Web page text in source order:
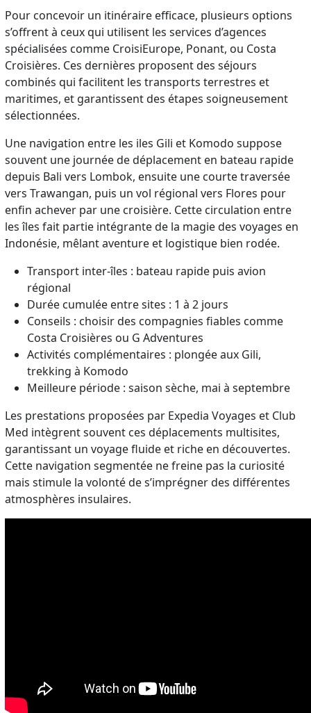
Pour concevoir un itinéraire efficace, plusieurs options
s’offrent à ceux qui utilisent les services d’agences
spécialisées comme CroisiEurope, Ponant, ou Costa
Croisières. Ces dernières proposent des séjours
combinés qui facilitent les transports terrestres et
maritimes, et garantissent des étapes soigneusement
sélectionnées.
Une navigation entre les iles Gili et Komodo suppose
souvent une journée de déplacement en bateau rapide
depuis Bali vers Lombok, ensuite une courte traversée
vers Trawangan, puis un vol régional vers Flores pour
enfin achever par une croisière. Cette circulation entre
les îles fait partie intégrante de la magie des voyages en
Indonésie, mêlant aventure et logistique bien rodée.
Transport inter-îles : bateau rapide puis avion
régional
Durée cumulée entre sites : 1 à 2 jours
Conseils : choisir des compagnies fiables comme
Costa Croisières ou G Adventures
Activités complémentaires : plongée aux Gili,
trekking à Komodo
Meilleure période : saison sèche, mai à septembre
Les prestations proposées par Expedia Voyages et Club
Med intègrent souvent ces déplacements multisites,
garantissant un voyage fluide et riche en découvertes.
Cette navigation segmentée ne freine pas la curiosité
mais stimule la volonté de s’imprégner des différentes
atmosphères insulaires.